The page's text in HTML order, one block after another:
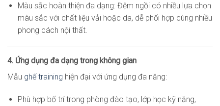
Màu sắc hoàn thiện đa dạng: Đệm ngồi có nhiều lựa chọn
màu sắc với chất liệu vải hoặc da, dễ phối hợp cùng nhiều
phong cách nội thất.
4. Ứng dụng đa dạng trong không gian
Mẫu ghế training hiện đại với ứng dụng đa năng:
Phù hợp bố trí trong phòng đào tạo, lớp học kỹ năng,